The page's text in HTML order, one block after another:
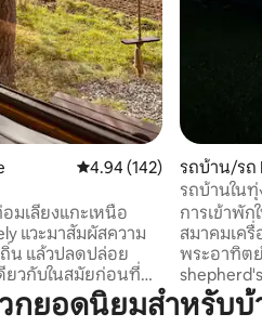
คะแนนเฉลี่ย 4.94 จาก 5,
4.94 (142)
เลี้ยงแกะเหนือ
แวะมาสัมผัสความ
น แล้วปลดปล่อย
บบใช้มือ คุณสามารถ
ป็น” ได้ ไม่ต้องกังวล
รถบ้าน/รถ
รถบ้านใน
การเข้าพัก
สมาคมเค
พระอาทิต
property
กยอดนิยมสำหรับ